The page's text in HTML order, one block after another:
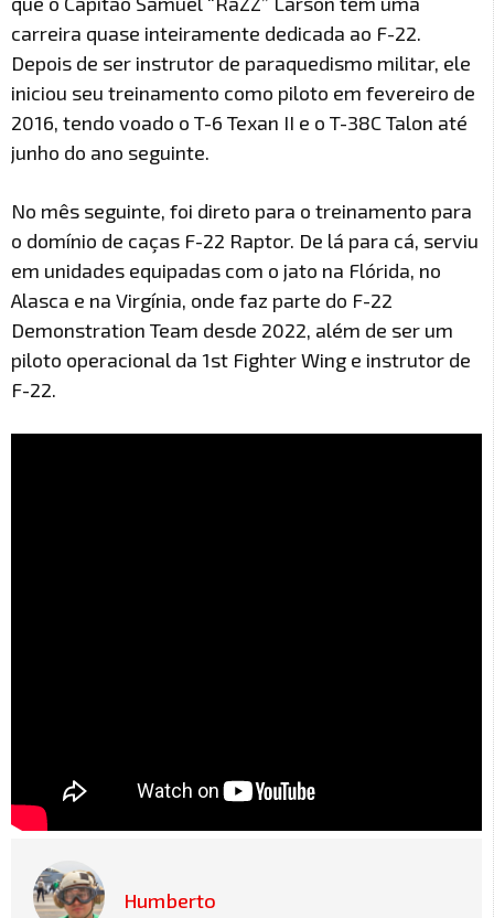
carreira quase inteiramente dedicada ao F-22.
Depois de ser instrutor de paraquedismo militar, ele
iniciou seu treinamento como piloto em fevereiro de
2016, tendo voado o T-6 Texan II e o T-38C Talon até
junho do ano seguinte.
No mês seguinte, foi direto para o treinamento para
o domínio de caças F-22 Raptor. De lá para cá, serviu
em unidades equipadas com o jato na Flórida, no
Alasca e na Virgínia, onde faz parte do F-22
Demonstration Team desde 2022, além de ser um
piloto operacional da 1st Fighter Wing e instrutor de
F-22.
Humberto